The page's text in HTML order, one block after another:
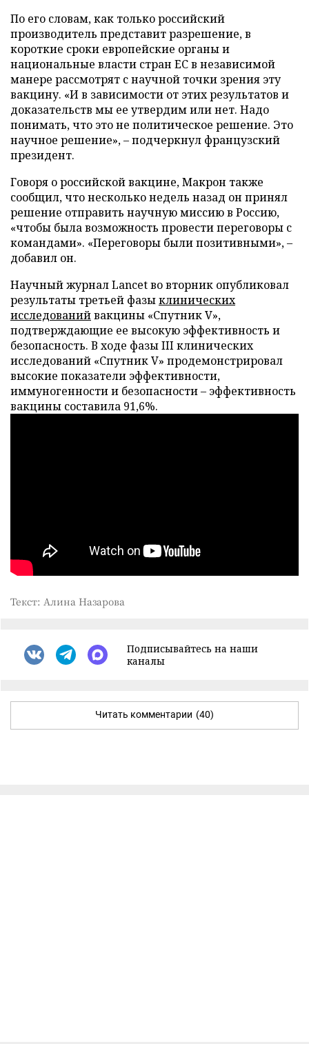
По его словам, как только российский
производитель представит разрешение, в
короткие сроки европейские органы и
национальные власти стран ЕС в независимой
манере рассмотрят с научной точки зрения эту
вакцину. «И в зависимости от этих результатов и
доказательств мы ее утвердим или нет. Надо
понимать, что это не политическое решение. Это
научное решение», – подчеркнул французский
президент.
Говоря о российской вакцине, Макрон также
сообщил, что несколько недель назад он принял
решение отправить научную миссию в Россию,
«чтобы была возможность провести переговоры с
командами». «Переговоры были позитивными», –
добавил он.
Научный журнал Lancet во вторник опубликовал
результаты третьей фазыклинических
исследованийвакцины «Спутник V»,
подтверждающие ее высокую эффективность и
безопасность. В ходе фазы III клинических
исследований «Спутник V» продемонстрировал
высокие показатели эффективности,
иммуногенности и безопасности – эффективность
вакцины составила 91,6%.
Текст: Алина Назарова
Подписывайтесь на наши
каналы
Читать комментарии (40)